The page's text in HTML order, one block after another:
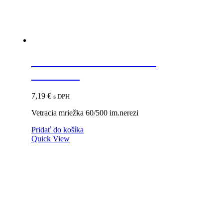
7,19 € s DPH
Vetracia mriežka 60/500 im.nerezi
Pridať do košíka
Quick View